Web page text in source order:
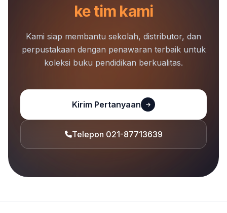
ke tim kami
Kami siap membantu sekolah, distributor, dan
perpustakaan dengan penawaran terbaik untuk
koleksi buku pendidikan berkualitas.
Kirim Pertanyaan
Telepon 021-87713639